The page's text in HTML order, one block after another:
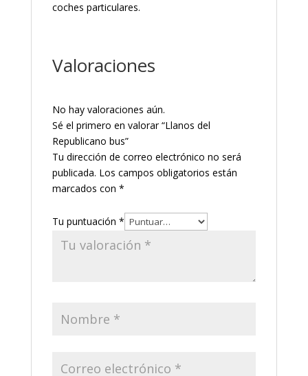
coches particulares.
Valoraciones
No hay valoraciones aún.
Sé el primero en valorar “Llanos del
Republicano bus”
Tu dirección de correo electrónico no será
publicada. Los campos obligatorios están
marcados con *
Tu puntuación *